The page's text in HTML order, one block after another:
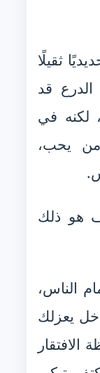
ثقيلًا
قد
لكنه في
من يحب،
هو ذلك
الناس،
يعزلك